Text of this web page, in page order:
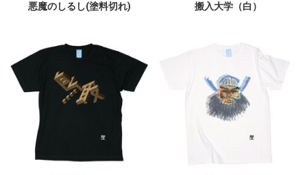
悪魔のしるし(塗料切れ) 搬入大学（白）